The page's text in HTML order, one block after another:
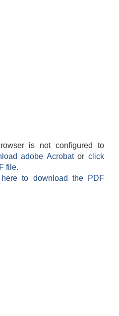
is not configured to
adobe Acrobatorclick
file.
to download the PDF